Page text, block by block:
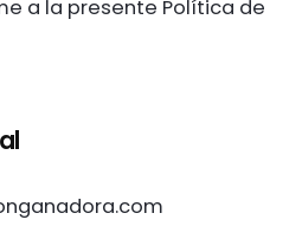
a la presente Política de